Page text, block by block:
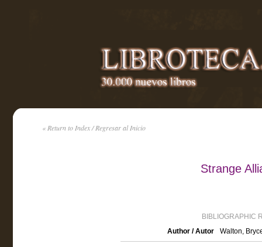
« Return to Index / Regresar al Inicio
Strange
BIBLIOGRAPHIC
Author / Autor
Walton,